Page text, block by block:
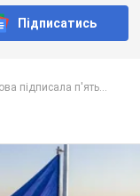
Підписатись
підписала п'ять...